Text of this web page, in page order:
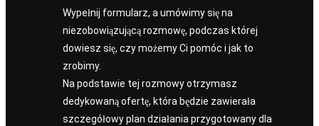
Wypełnij formularz, a umówimy się na
niezobowiązującą rozmowę, podczas której
dowiesz się, czy możemy Ci pomóc i jak to
zrobimy.
Na podstawie tej rozmowy otrzymasz
dedykowaną ofertę, która będzie zawierała
szczegółowy plan działania przygotowany dla